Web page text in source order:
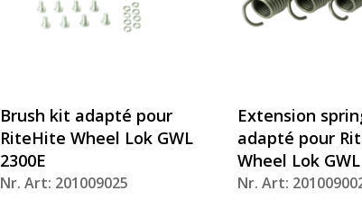
Brush kit adapté pour
RiteHite Wheel Lok GWL
2300E
Nr. Art: 201009025
Extension
adapté pour
Wheel Lok
Nr. Art: